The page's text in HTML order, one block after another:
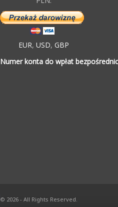
EUR, USD, GBP
Numer konta do wpłat
© 2026 - All Rights Reserved.